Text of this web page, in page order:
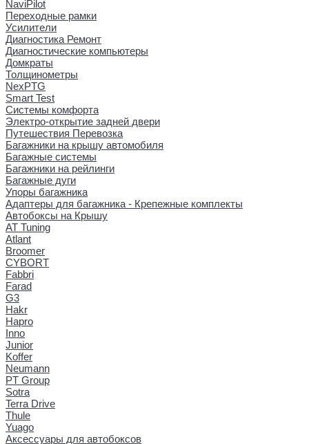
NaviPilot
Переходные рамки
Усилители
Диагностика Ремонт
Диагностические компьютеры
Домкраты
Толщинометры
NexPTG
Smart Test
Системы комфорта
Электро-открытие задней двери
Путешествия Перевозка
Багажники на крышу автомобиля
Багажные системы
Багажники на рейлинги
Багажные дуги
Упоры багажника
Адаптеры для багажника - Крепежные комплекты
Автобоксы на Крышу
AT Tuning
Atlant
Broomer
CYBORT
Fabbri
Farad
G3
Hakr
Hapro
Inno
Junior
Koffer
Neumann
PT Group
Sotra
Terra Drive
Thule
Yuago
Аксессуары для автобоксов